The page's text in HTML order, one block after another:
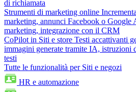
di richiamata
Strumenti di marketing online
marketing, annunci Facebook o Google
marketing, integrazione con il CRM
CoPilot in Siti e store Testi accattivanti
immagini generate tramite IA, istruzioni
testi
Tutte le funzionalità per Siti e negozi
HR e automazione